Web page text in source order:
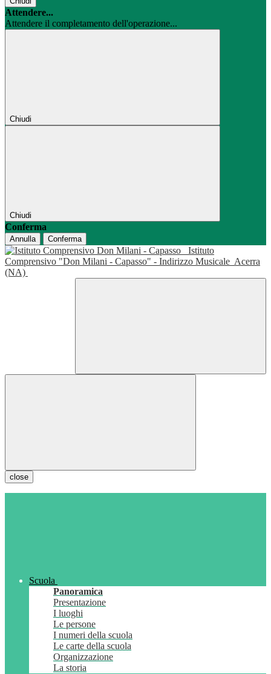
Attendere...
Attendere il completamento dell'operazione...
Chiudi
Chiudi
Conferma
Annulla Conferma
Istituto
Comprensivo "Don Milani - Capasso" - Indirizzo Musicale Acerra
(NA)
close
Scuola
Panoramica
Presentazione
I luoghi
Le persone
I numeri della scuola
Le carte della scuola
Organizzazione
La storia